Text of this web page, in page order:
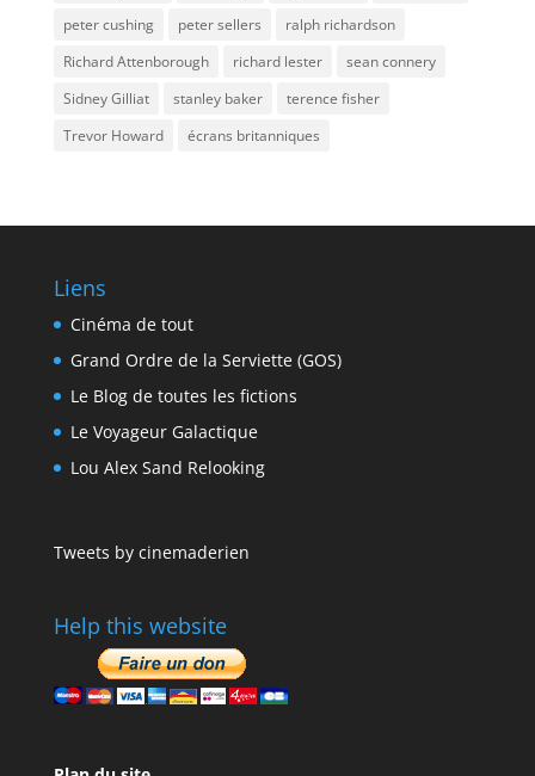
peter cushing
peter sellers
ralph richardson
Richard Attenborough
richard lester
sean connery
Sidney Gilliat
stanley baker
terence fisher
Trevor Howard
écrans britanniques
Liens
Cinéma de tout
Grand Ordre de la Serviette (GOS)
Le Blog de toutes les fictions
Le Voyageur Galactique
Lou Alex Sand Relooking
Tweets by cinemaderien
Help this website